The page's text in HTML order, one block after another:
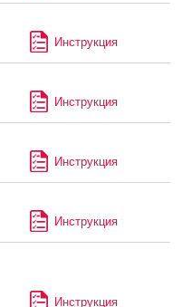
Инструкция
Инструкция
Инструкция
Инструкция
Инструкция